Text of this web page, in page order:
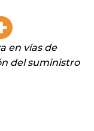
en vías de
del suministro